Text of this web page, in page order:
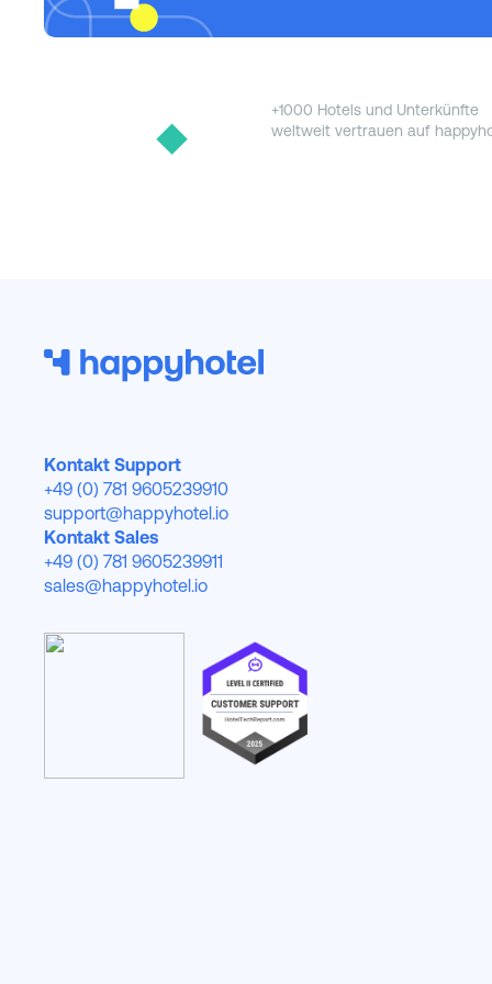
+1000 Hotels und Unterkünfte
weltweit vertrauen auf
Kontakt Support
+49 (0) 781 9605239910
support@happyhotel.io
Kontakt Sales
+49 (0) 781 9605239911
sales@happyhotel.io